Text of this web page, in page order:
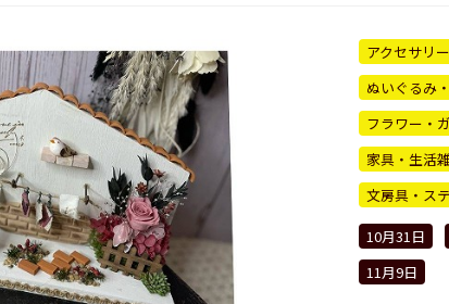
アクセサリ
ぬいぐるみ
フラワー・
家具・生活
文房具・ス
10月31日
11月9日